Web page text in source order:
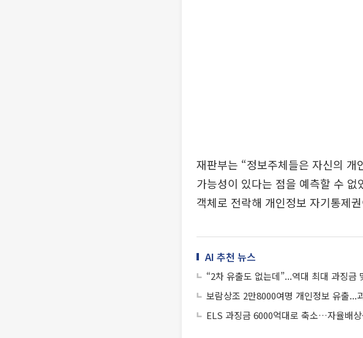
재판부는 “정보주체들은 자신의
가능성이 있다는 점을 예측할 수
객체로 전락해 개인정보 자기통제
AI 추천 뉴스
“2차 유출도 없는데”...역대 최대 과징금
보람상조 2만8000여명 개인정보 유출...
ELS 과징금 6000억대로 축소…자율배상